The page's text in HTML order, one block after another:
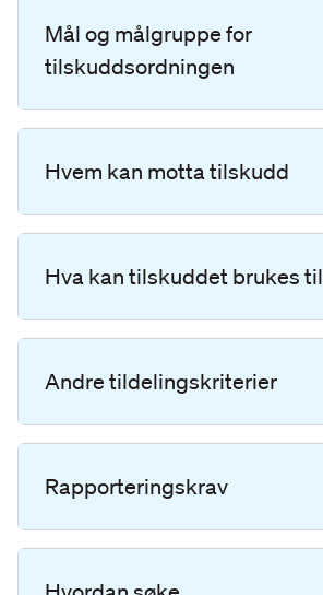
Mål og målgruppe for
tilskuddsordningen
Hvem kan motta tilskudd
Hva kan tilskuddet brukes til
Andre tildelingskriterier
Rapporteringskrav